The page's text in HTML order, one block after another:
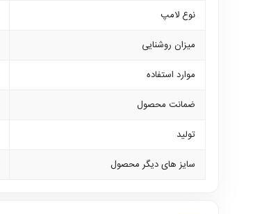
نوع لامپ
میزان روشنایی
موارد استفاده
ضمانت محصول
تولید
سایز های دیگر محصول